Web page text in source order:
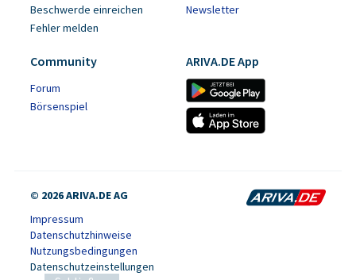
Beschwerde einreichen
Fehler melden
Newsletter
Community
Forum
Börsenspiel
ARIVA.DE App
© 2026 ARIVA.DE AG
Impressum
Datenschutzhinweise
Nutzungsbedingungen
Datenschutzeinstellungen